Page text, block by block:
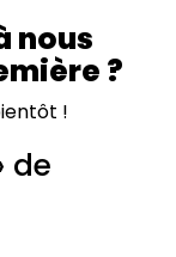
nous
?
!
de